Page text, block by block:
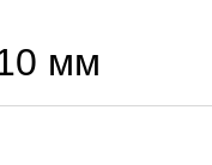
мм